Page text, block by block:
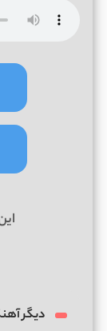
دیگر